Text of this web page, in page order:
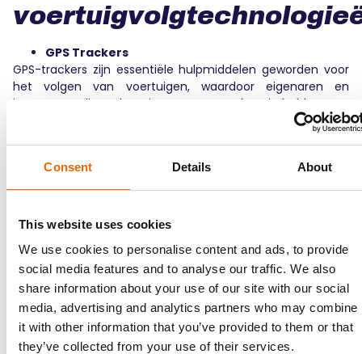
Consent Details About
This website uses cookies
We use cookies to personalise content and ads, to provide
social media features and to analyse our traffic. We also
share information about your use of our site with our social
media, advertising and analytics partners who may combine
it with other information that you’ve provided to them or that
they’ve collected from your use of their services.
GPS Trackers
GPS-trackers zijn essentiële hulpmiddelen geworden voor
het volgen van voertuigen, waardoor eigenaren en
importeurs direct locatiegegevens en kennis hebben. De
nauwkeurige positionering van GPS-trackers is afhankelijk
van de duidelijke zichtlijn van GPS-satellieten. Veel GPS-
toegang tot software en trackingfuncties.
Smartphone apps bieden nu waarschijnlijk meer voordelen
voor het volgen van voertuigen door hun
gebruiksvriendelijke en flexibele functies. Deze
toepassingen onthullen de posities van auto’s via de GPS-
chip van de smartphone. De functies van de app kunnen
variëren, maar omvatten meestal live tracking, geofencing
en waarschuwingen voor ongeoorloofde
snelheidsovertredingen of bewegingen.